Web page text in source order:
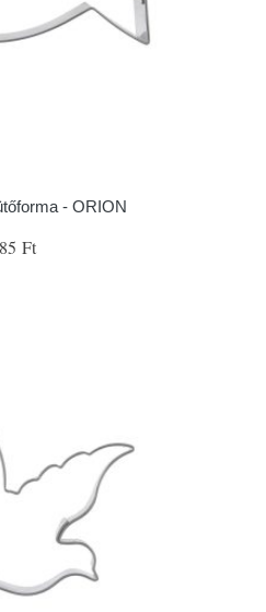
- ORION
Ft